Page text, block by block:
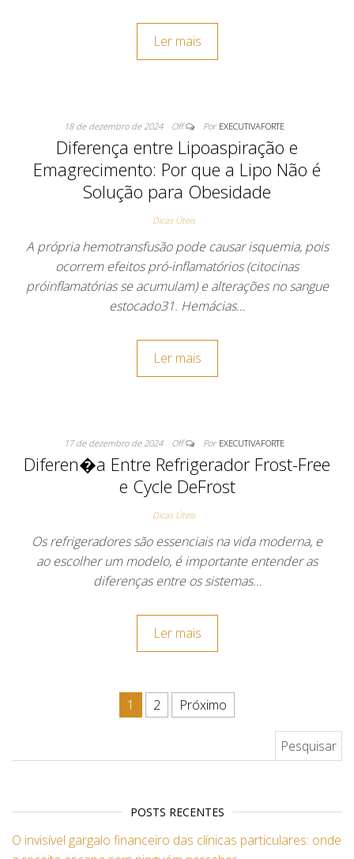
Ler mais
18 de dezembro de 2024 Off Por EXECUTIVAFORTE
Diferença entre Lipoaspiração e
Emagrecimento: Por que a Lipo Não é
Solução para Obesidade
Dicas Úteis
A própria hemotransfusão pode causar isquemia, pois
ocorrem efeitos pró-inflamatórios (citocinas
próinflamatórias se acumulam) e alterações no sangue
estocado31. Hemácias…
Ler mais
17 de dezembro de 2024 Off Por EXECUTIVAFORTE
Diferen�a Entre Refrigerador Frost-Free
e Cycle DeFrost
Dicas Úteis
Os refrigeradores são essenciais na vida moderna, e
ao escolher um modelo, é importante entender as
diferenças entre os sistemas…
Ler mais
Paginação de posts
1 2
Próximo
POSTS RECENTES
O invisível gargalo financeiro das clínicas particulares: onde